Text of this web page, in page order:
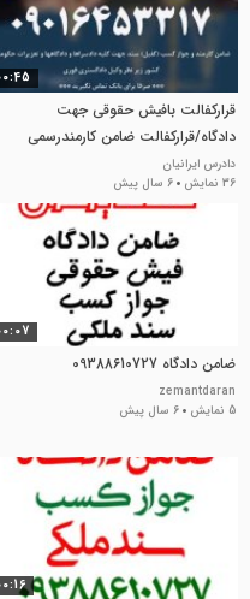
قرارکفالت بافیش حقوقی جهت
دادگاه/قرارکفالت ضامن کارمندرسمی
جهت دادگاه
دادرس ایرانیان
36 نمایش
6 سال پیش
ضامن دادگاه 09388610727
zemantdaran
5 نمایش
6 سال پیش